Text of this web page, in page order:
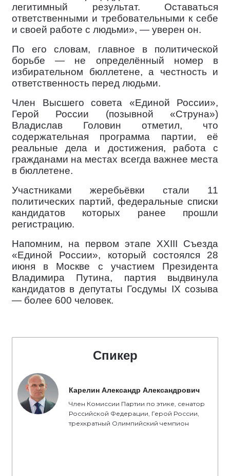
легитимный результат. Оставаться
ответственными и требовательными к себе
и своей работе с людьми», — уверен он.
По его словам, главное в политической
борьбе — не определённый номер в
избирательном бюллетене, а честность и
ответственность перед людьми.
Член Высшего совета «Единой России»,
Герой России (позывной «Струна»)
Владислав Головин отметил, что
содержательная программа партии, её
реальные дела и достижения, работа с
гражданами на местах всегда важнее места
в бюллетене.
Участниками жеребьёвки стали 11
политических партий, федеральные списки
кандидатов которых ранее прошли
регистрацию.
Напомним, на первом этапе XXIII Съезда
«Единой России», который состоялся 28
июня в Москве с участием Президента
Владимира Путина, партия выдвинула
кандидатов в депутаты Госдумы IX созыва
— более 600 человек.
Спикер
Карелин Александр Александрович
Член Комиссии Партии по этике, сенатор
Российской Федерации, Герой России,
трехкратный Олимпийский чемпион